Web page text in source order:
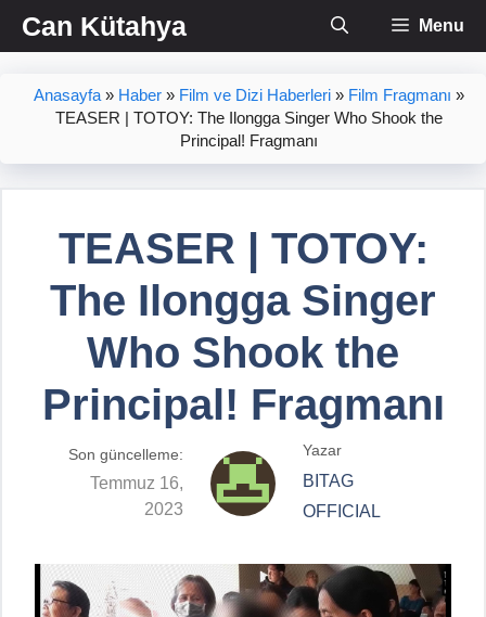
İçeriğe
atlaCan Kütahya Menu
Anasayfa» Haber» Film ve Dizi Haberleri» Film Fragmanı »
TEASER | TOTOY: The Ilongga Singer Who Shook the
Principal! Fragmanı
TEASER | TOTOY:
The Ilongga Singer
Who Shook the
Principal! Fragmanı
Son güncelleme:
Temmuz 16,
2023
Yazar
BITAG
OFFICIAL